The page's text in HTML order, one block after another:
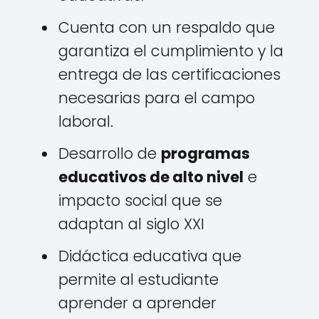
Cuenta con un respaldo que
garantiza el cumplimiento y la
entrega de las certificaciones
necesarias para el campo
laboral.
Desarrollo de programas
educativos de alto nivel e
impacto social que se
adaptan al siglo XXI
Didáctica educativa que
permite al estudiante
aprender a aprender